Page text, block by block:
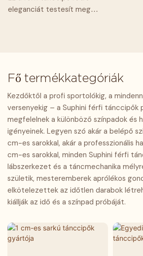
mindennapi gyakorláshoz,
talp pedig kiváló tapadást és
kényelmet biztosít
kígyómintás kialakításuknak
köszönhetően ezek a cipők
különféle táncstílusokhoz,
például latin és
társastánchoz alkalmasak,
ideálisak mind a
professzionális színpadi
előadásokhoz, mind a
mindennapi gyakorláshoz, így
tökéletes választást
törekvő táncosok számára.
például
törekvő
eleganciát testesít meg
prémium bőrből, finom
varrással, amely a rugalmas
tartást a lélegző
kényelemmel ötvözi. Az
alacsony sarokkialakítás
illeszkedik a lábboltozathoz,
míg a professzionális külső
talp stabil tapadást biztosít,
lehetővé téve a
zökkenőmentes fordulást és
siklást minden lépésnél – így
táncokhoz és más
stílusokhoz.
Fő termékkategóriák
Kezdőktől a profi sportolókig, a
versenyekig – a Suphini férfi tánccipők
megfelelnek a különböző színpadok és
igényeinek. Legyen szó akár a belépő
cm-es sarokkal, akár a professzionális
cm-es sarokkal, minden Suphini férfi
lábszerkezet és a táncmechanika
születik, mesteremberek aprólékos
elkötelezettek az időtlen darabok
kiállják az idő és a színpad próbáját.